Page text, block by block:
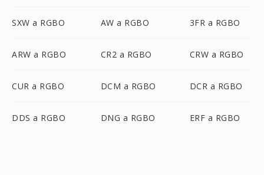
SXW a RGBO AW a RGBO 3FR a RGBO
ARW a RGBO CR2 a RGBO CRW a RGBO
CUR a RGBO DCM a RGBO DCR a RGBO
DDS a RGBO DNG a RGBO ERF a RGBO